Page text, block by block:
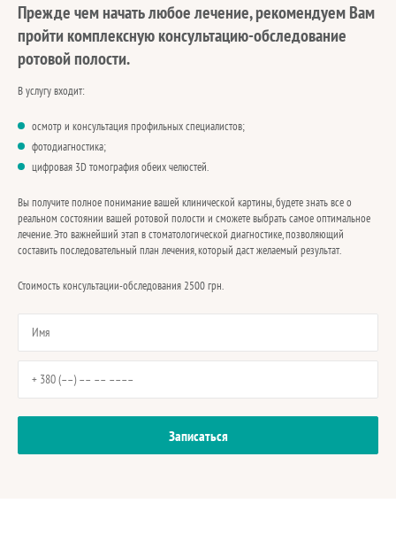
Прежде чем начать любое лечение, рекомендуем Вам
пройти комплексную консультацию-обследование
ротовой полости.
В услугу входит:
осмотр и консультация профильных специалистов;
фотодиагностика;
цифровая 3D томография обеих челюстей.
Вы получите полное понимание вашей клинической картины, будете знать все о
реальном состоянии вашей ротовой полости и сможете выбрать самое оптимальное
лечение. Это важнейший этап в стоматологической диагностике, позволяющий
составить последовательный план лечения, который даст желаемый результат.
Стоимость консультации-обследования 2500 грн.